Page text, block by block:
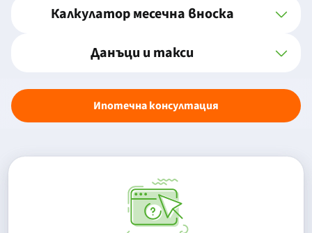
Калкулатор месечна вноска
Данъци и такси
Ипотечна консултация